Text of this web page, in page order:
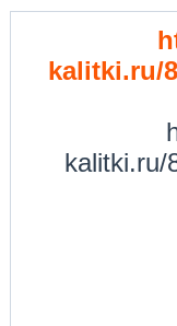
kalitki.ru/
kalitki.ru/